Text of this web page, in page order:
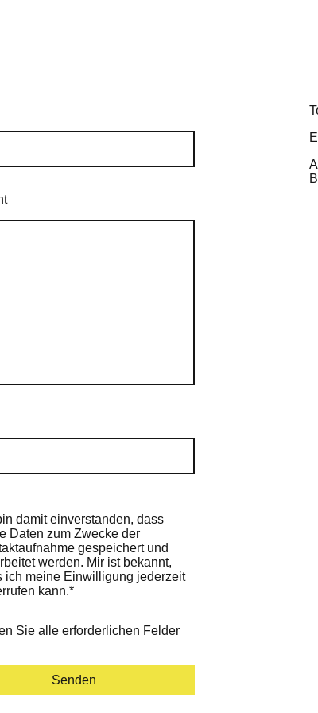
damit einverstanden, dass
Daten zum Zwecke der
gespeichert und
werden. Mir ist bekannt,
ich meine Einwilligung jederzeit
kann.*
Sie alle erforderlichen Felder
Senden